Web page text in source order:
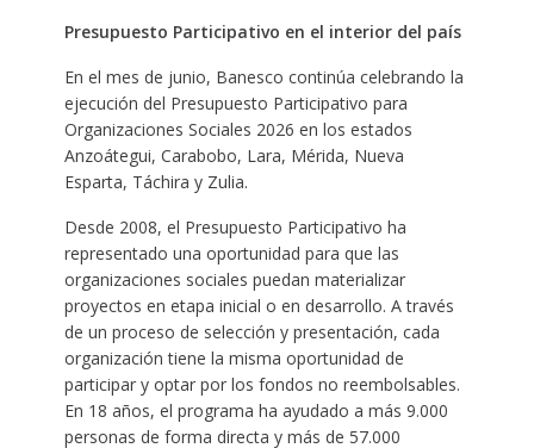
Presupuesto Participativo en el interior del país
En el mes de junio, Banesco continúa celebrando la
ejecución del Presupuesto Participativo para
Organizaciones Sociales 2026 en los estados
Anzoátegui, Carabobo, Lara, Mérida, Nueva
Esparta, Táchira y Zulia.
Desde 2008, el Presupuesto Participativo ha
representado una oportunidad para que las
organizaciones sociales puedan materializar
proyectos en etapa inicial o en desarrollo. A través
de un proceso de selección y presentación, cada
organización tiene la misma oportunidad de
participar y optar por los fondos no reembolsables.
En 18 años, el programa ha ayudado a más 9.000
personas de forma directa y más de 57.000